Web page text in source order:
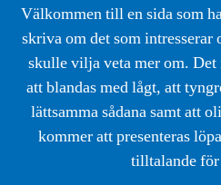
Välkommen till en sida som
skriva om det som intresserar
skulle vilja veta mer om.
att blandas med lågt, att
lättsamma sådana samt att
kommer att presenteras
tilltalande